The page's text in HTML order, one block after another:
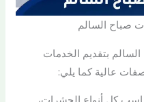
صباح السالم
بتقديم الخدمات
عالية كما يلي: